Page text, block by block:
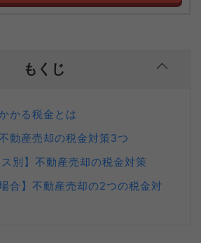
もくじ
かる税金とは
動産売却の税金対策3つ
ス別】不動産売却の税金対策
合】不動産売却の2つの税金対